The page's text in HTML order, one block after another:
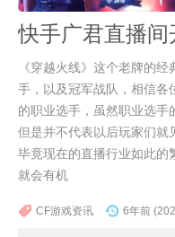
《穿越火线》这个老牌的
手，以及冠军战队，相信各
的职业选手，虽然职业选手
但是并不代表以后玩家们就
毕竟现在的直播行业如此的
就会有机
CF游戏资讯 6年前